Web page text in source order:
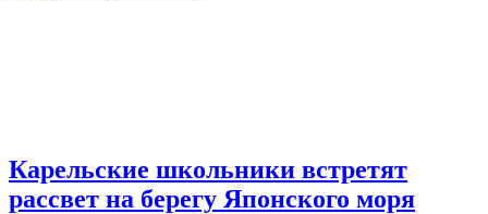
Карельские школьники встретят
рассвет на берегу Японского моря